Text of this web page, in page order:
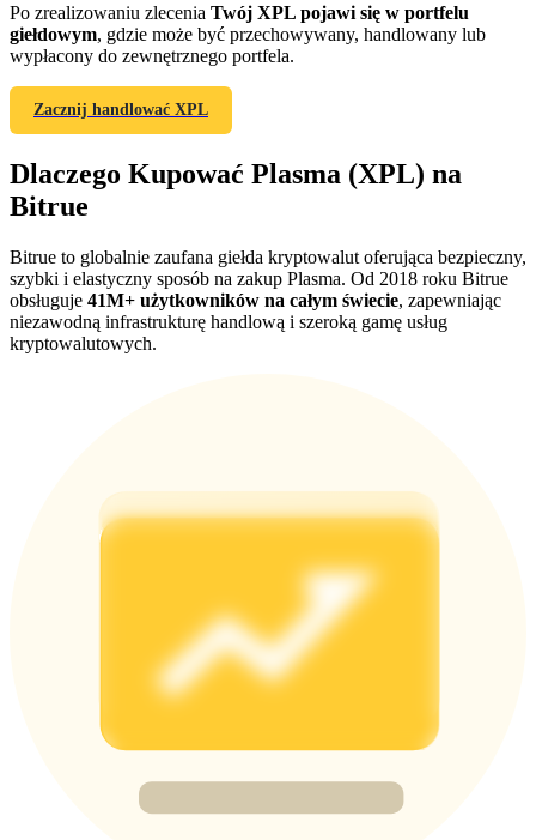
Polecaj
Zaproś przyjaciela, aby otrzymać nagrody pieniężne
BTC Welcome Rewards
Deposit CASHCAT & Win
Share 500000 CASHCAT prize pool
Exclusive for BitMart Users
Register & Trade to Win 500,000 USDT
Precious Metals Trading Carnival
Po zrealizowaniu zlecenia Twój XPL pojawi się w portfelu
giełdowym, gdzie może być przechowywany, handlowany lub
wypłacony do zewnętrznego portfela.
Zacznij handlować XPL
Dlaczego Kupować Plasma (XPL) na
Bitrue
Bitrue to globalnie zaufana giełda kryptowalut oferująca bezpieczny,
szybki i elastyczny sposób na zakup Plasma. Od 2018 roku Bitrue
obsługuje 41M+ użytkowników na całym świecie, zapewniając
niezawodną infrastrukturę handlową i szeroką gamę usług
kryptowalutowych.